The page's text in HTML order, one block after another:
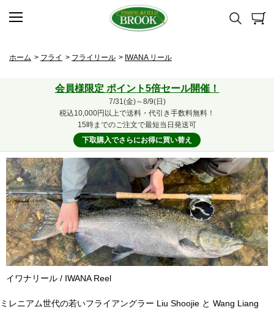
ホーム > フライ > フライリール > IWANA リール
会員様限定 ポイント5倍セール開催！
7/31(金)～8/9(日)
税込10,000円以上で送料・代引き手数料無料！
15時までのご注文で最短当日発送可
下取購入でさらにお得に買い替え
イワナリール / IWANA Reel
ミレニアム世代の若いフライアングラー Liu Shoojie と Wang Liang